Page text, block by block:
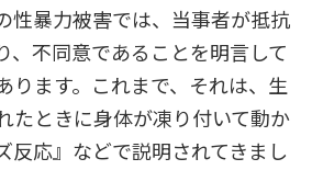
性暴力被害では、当事者が抵抗
、不同意であることを明言して
ります。これまで、それは、生
たときに身体が凍り付いて動か
反応』などで説明されてきまし